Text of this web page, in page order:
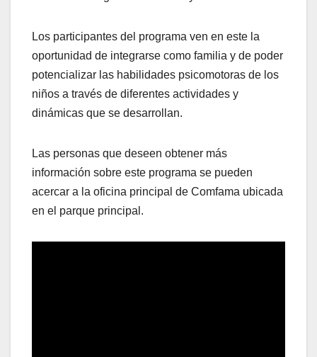
Los participantes del programa ven en este la
oportunidad de integrarse como familia y de poder
potencializar las habilidades psicomotoras de los
niños a través de diferentes actividades y
dinámicas que se desarrollan.
Las personas que deseen obtener más
información sobre este programa se pueden
acercar a la oficina principal de Comfama ubicada
en el parque principal.